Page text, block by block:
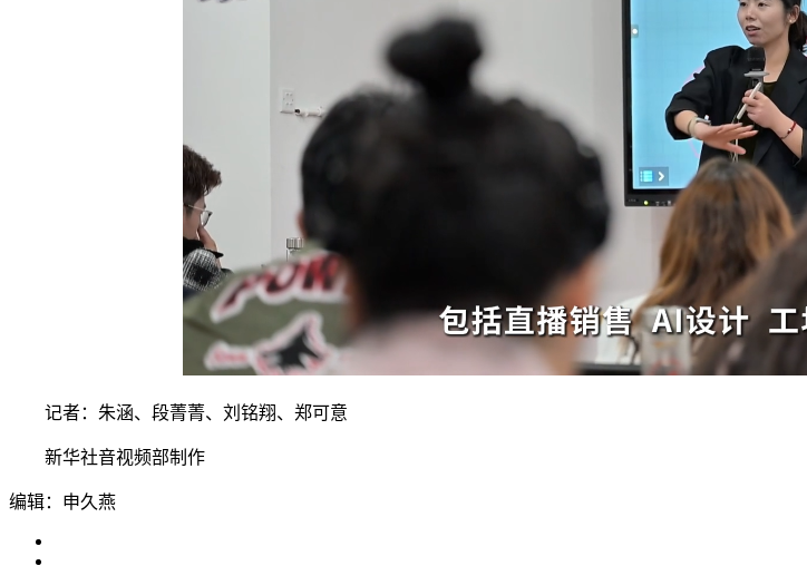
记者：朱涵、段菁菁、刘铭翔、郑可意
新华社音视频部制作
编辑：申久燕